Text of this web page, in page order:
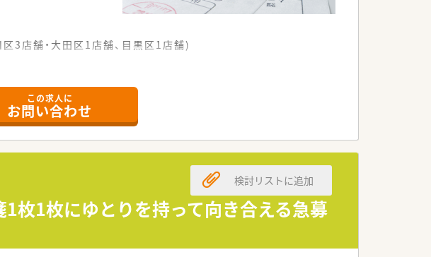
3店舗・大田区1店舗、目黒区1店舗)
ゃる方も多い環境です。
す。この求人に
お問い合わせ
1枚1枚にゆとりを持って向き合える急募
検討リストに追加